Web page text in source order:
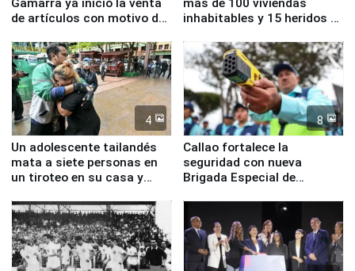
de artículos con motivo de
inhabitables y 15 heridos en
4
Un adolescente tailandés
mata a siete personas en
un tiroteo en su casa y
8
Callao fortalece la
seguridad con nueva
Brigada Especial de
equipamiento para
Serenazgo